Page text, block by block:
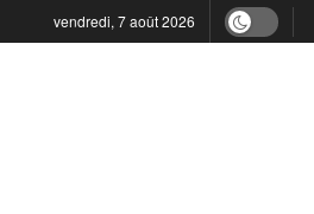
vendredi, 7 août 2026